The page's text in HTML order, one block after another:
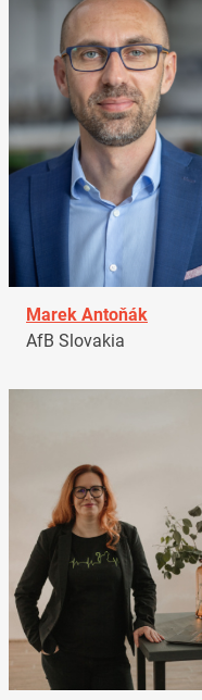
Marek Antoňák
AfB Slovakia